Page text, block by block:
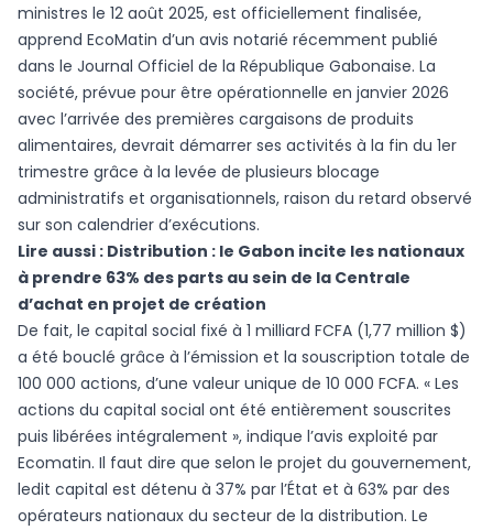
ministres le 12 août 2025, est officiellement finalisée,
apprend EcoMatin d’un avis notarié récemment publié
dans le Journal Officiel de la République Gabonaise. La
société, prévue pour être opérationnelle en janvier 2026
avec l’arrivée des premières cargaisons de produits
alimentaires, devrait démarrer ses activités à la fin du 1er
trimestre grâce à la levée de plusieurs blocage
administratifs et organisationnels, raison du retard observé
sur son calendrier d’exécutions.
Lire aussi : Distribution : le Gabon incite les nationaux
à prendre 63% des parts au sein de la Centrale
d’achat en projet de création
De fait, le capital social fixé à 1 milliard FCFA (1,77 million $)
a été bouclé grâce à l’émission et la souscription totale de
100 000 actions, d’une valeur unique de 10 000 FCFA. « Les
actions du capital social ont été entièrement souscrites
puis libérées intégralement », indique l’avis exploité par
Ecomatin. Il faut dire que selon le projet du gouvernement,
ledit capital est détenu à 37% par l’État et à 63% par des
opérateurs nationaux du secteur de la distribution. Le